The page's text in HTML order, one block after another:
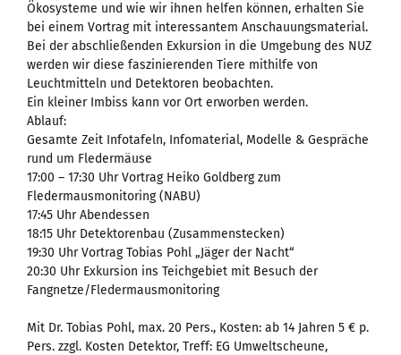
Ökosysteme und wie wir ihnen helfen können, erhalten Sie
bei einem Vortrag mit interessantem Anschauungsmaterial.
Bei der abschließenden Exkursion in die Umgebung des NUZ
werden wir diese faszinierenden Tiere mithilfe von
Leuchtmitteln und Detektoren beobachten.
Ein kleiner Imbiss kann vor Ort erworben werden.
Ablauf:
Gesamte Zeit Infotafeln, Infomaterial, Modelle & Gespräche
rund um Fledermäuse
17:00 – 17:30 Uhr Vortrag Heiko Goldberg zum
Fledermausmonitoring (NABU)
17:45 Uhr Abendessen
18:15 Uhr Detektorenbau (Zusammenstecken)
19:30 Uhr Vortrag Tobias Pohl „Jäger der Nacht“
20:30 Uhr Exkursion ins Teichgebiet mit Besuch der
Fangnetze/Fledermausmonitoring
Mit Dr. Tobias Pohl, max. 20 Pers., Kosten: ab 14 Jahren 5 € p.
Pers. zzgl. Kosten Detektor, Treff: EG Umweltscheune,